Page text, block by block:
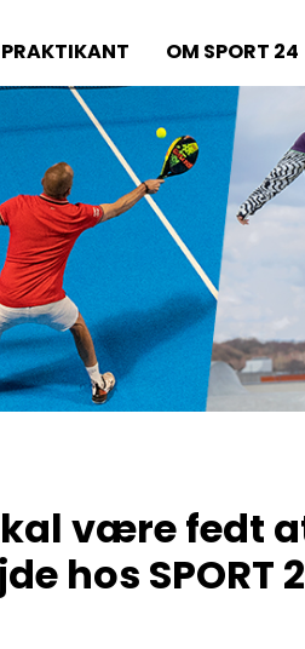
OM SPORT 24
være fedt
hos SPORT